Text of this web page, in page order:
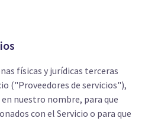
físicas y jurídicas terceras
("Proveedores de servicios"),
nuestro nombre, para que
con el Servicio o para que